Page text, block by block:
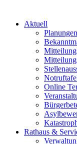
Aktuell
Online
Rathaus &